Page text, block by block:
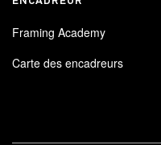
Framing Academy
Carte des encadreurs